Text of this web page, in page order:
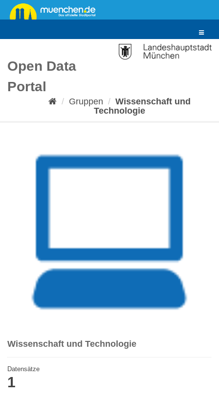
Überspringen
zum
Toggle
Open Data
Portal
Gruppen
Wissenschaft und
Technologie
Wissenschaft und Technologie
Datensätze
1